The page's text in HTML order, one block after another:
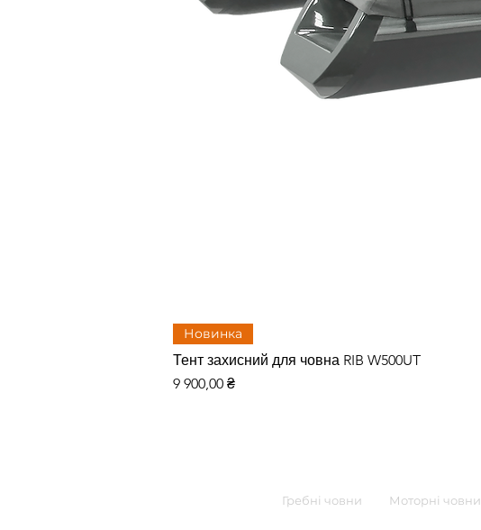
Новинка
Тент захисний для човна RIB W500UT
Цена
9 900,00 ₴
Гребні човни Моторні човни